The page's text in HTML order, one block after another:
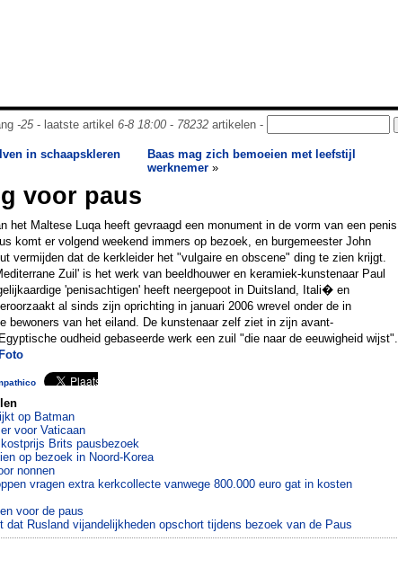
-25- laatste artikel 6-8 18:00- 78232artikelen -
in schaapskleren
Baas mag zich bemoeien met leefstijl
werknemer »
voor paus
het Maltese Luqa heeft gevraagd een monument in de vorm van een penis
komt er volgend weekend immers op bezoek, en burgemeester John
vermijden dat de kerkleider het "vulgaire en obscene" ding te zien krijgt.
Zuil' is het werk van beeldhouwer en keramiek-kunstenaar Paul
'penisachtigen' heeft neergepoot in Duitsland, Itali� en
al sinds zijn oprichting in januari 2006 wrevel onder de in
bewoners van het eiland. De kunstenaar zelf ziet in zijn avant-
oudheid gebaseerde werk een zuil "die naar de eeuwigheid wijst".
op Batman
voor Vaticaan
Brits pausbezoek
op bezoek in Noord-Korea
nonnen
vragen extra kerkcollecte vanwege 800.000 euro gat in kosten
voor de paus
dat Rusland vijandelijkheden opschort tijdens bezoek van de Paus